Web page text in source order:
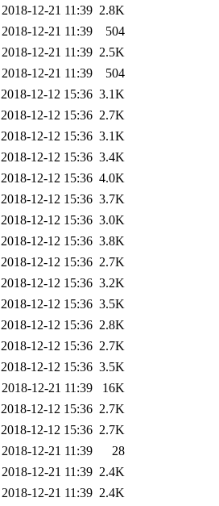
2018-12-21 11:39 2.8K
2018-12-21 11:39
504
2018-12-21 11:39 2.5K
2018-12-21 11:39
504
2018-12-12 15:36 3.1K
2018-12-12 15:36 2.7K
2018-12-12 15:36 3.1K
2018-12-12 15:36 3.4K
2018-12-12 15:36 4.0K
2018-12-12 15:36 3.7K
2018-12-12 15:36 3.0K
2018-12-12 15:36 3.8K
2018-12-12 15:36 2.7K
2018-12-12 15:36 3.2K
2018-12-12 15:36 3.5K
2018-12-12 15:36 2.8K
2018-12-12 15:36 2.7K
2018-12-12 15:36 3.5K
2018-12-21 11:39
16K
2018-12-12 15:36 2.7K
2018-12-12 15:36 2.7K
2018-12-21 11:39
28
2018-12-21 11:39 2.4K
2018-12-21 11:39 2.4K